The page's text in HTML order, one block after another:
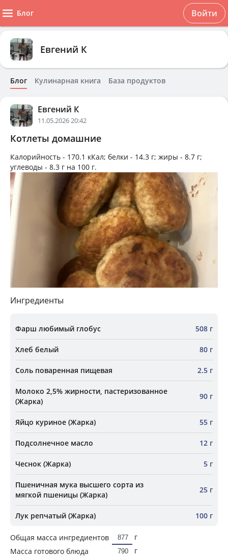
Блог Войти
Евгений К
Блог Кулинарная книга База продуктов
Евгений К
11.05.2026 20:42
Котлеты домашние
Калорийность - 170.1 кКал; белки - 14.3 г; жиры - 8.7 г;
углеводы - 8.3 г на 100 г.
Ингредиенты
Фарш любимый глобус 508 г
Хлеб белый 80 г
Соль поваренная пищевая 2.5 г
Молоко 2,5% жирности, пастеризованное
(Жарка)
90 г
Яйцо куриное (Жарка) 55 г
Подсолнечное масло 12 г
Чеснок (Жарка) 5 г
Пшеничная мука высшего сорта из
мягкой пшеницы (Жарка)
25 г
Лук репчатый (Жарка) 100 г
Общая масса ингредиентов
г
Масса готового блюда
г